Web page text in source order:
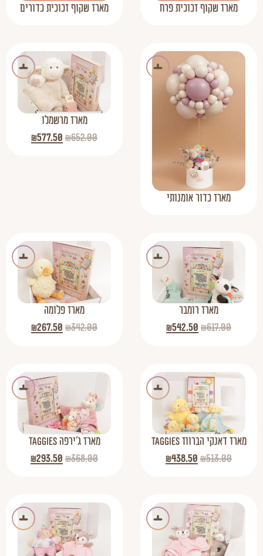
מארז שקוף זכוכית פרח מארז שקוף זכוכית כדורים
מארז כדור אומנותי
₪652.00
₪577.50
מארז מרשמלו
₪617.00
₪542.50
מארז רומבר
₪342.00
₪267.50
מארז פלומה
₪513.00
₪438.50
מארז דאנקי הברווז TAGGIES
₪368.00
₪293.50
מארז ג'ירפה TAGGIES